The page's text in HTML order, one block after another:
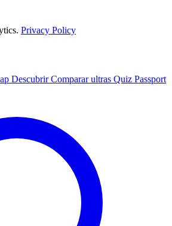
Privacy Policy
DescubrirComparar ultras Quiz Passport